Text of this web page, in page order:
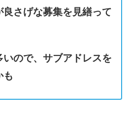
良さげな募集を見繕って
いので、サブアドレスを
も